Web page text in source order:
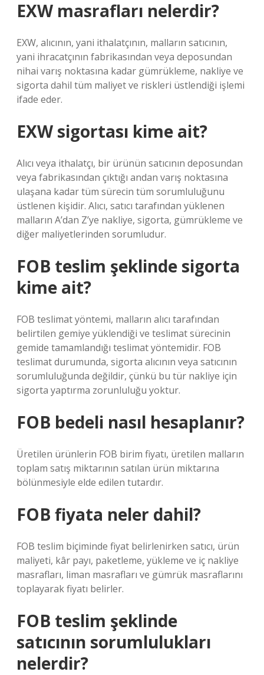
EXW masrafları nelerdir?
EXW, alıcının, yani ithalatçının, malların satıcının,
yani ihracatçının fabrikasından veya deposundan
nihai varış noktasına kadar gümrükleme, nakliye ve
sigorta dahil tüm maliyet ve riskleri üstlendiği işlemi
ifade eder.
EXW sigortası kime ait?
Alıcı veya ithalatçı, bir ürünün satıcının deposundan
veya fabrikasından çıktığı andan varış noktasına
ulaşana kadar tüm sürecin tüm sorumluluğunu
üstlenen kişidir. Alıcı, satıcı tarafından yüklenen
malların A’dan Z’ye nakliye, sigorta, gümrükleme ve
diğer maliyetlerinden sorumludur.
FOB teslim şeklinde sigorta
kime ait?
FOB teslimat yöntemi, malların alıcı tarafından
belirtilen gemiye yüklendiği ve teslimat sürecinin
gemide tamamlandığı teslimat yöntemidir. FOB
teslimat durumunda, sigorta alıcının veya satıcının
sorumluluğunda değildir, çünkü bu tür nakliye için
sigorta yaptırma zorunluluğu yoktur.
FOB bedeli nasıl hesaplanır?
Üretilen ürünlerin FOB birim fiyatı, üretilen malların
toplam satış miktarının satılan ürün miktarına
bölünmesiyle elde edilen tutardır.
FOB fiyata neler dahil?
FOB teslim biçiminde fiyat belirlenirken satıcı, ürün
maliyeti, kâr payı, paketleme, yükleme ve iç nakliye
masrafları, liman masrafları ve gümrük masraflarını
toplayarak fiyatı belirler.
FOB teslim şeklinde
satıcının sorumlulukları
nelerdir?